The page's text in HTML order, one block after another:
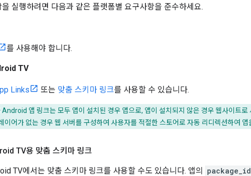
실행하려면 다음과 같은 플랫폼별 요구사항을 준수하세요.
를 사용해야 합니다.
TV
Links 또는 맞춤 스키마 링크를 사용할 수 있습니다.
Android 앱 링크는 모두 앱이 설치된 경우 앱으로, 앱이 설치되지 않은 경우 웹사이트
이어가 없는 경우 웹 서버를 구성하여 사용자를 적절한 스토어로 자동 리디렉션하여 앱
TV용 맞춤 스키마 링크
TV에서는 맞춤 스키마 링크를 사용할 수도 있습니다. 앱의 package_id